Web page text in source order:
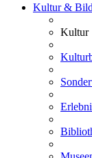
Kultur &
Kultur